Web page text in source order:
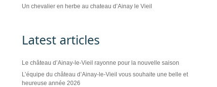
Un chevalier en herbe au chateau d’Ainay le Vieil
Latest articles
Le château d’Ainay-le-Vieil rayonne pour la nouvelle saison
L’équipe du château d’Ainay-le-Vieil vous souhaite une belle et
heureuse année 2026